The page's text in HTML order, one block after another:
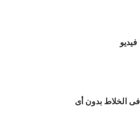
الخلاط بدون أى